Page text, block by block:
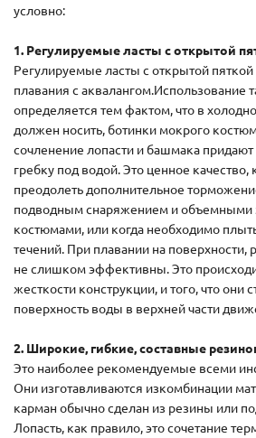
условно:
1. Регулируемые ласты с открытой
Регулируемые ласты с открытой
плавания с аквалангом.Использование
определяется тем фактом, что в
должен носить, ботинки мокрого
сочленение лопасти и башмака
гребку под водой. Это ценное качество,
преодолеть дополнительное
подводным снаряжением и
костюмами, или когда необходимо
течений. При плавании на поверхности,
не слишком эффективны. Это
жесткости конструкции, и того, что они
поверхность воды в верхней части
2. Широкие, гибкие, составные
Это наиболее рекомендуемые всеми
Они изготавливаются изкомбинации
карман обычно сделан из резины или
Лопасть, как правило, это сочетание